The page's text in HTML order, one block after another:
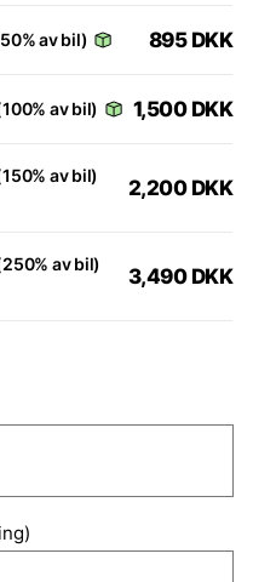
av bil) 895 DKK
av bil) 1,500 DKK
av bil)
2,200 DKK
av bil)
3,490 DKK